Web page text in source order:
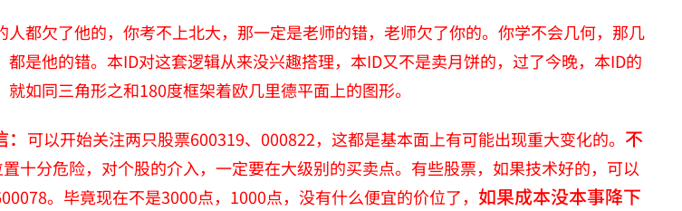
都欠了他的，你考不上北大，那一定是老师的错，老师欠了你的。你学不会几何，那几
是他的错。本ID对这套逻辑从来没兴趣搭理，本ID又不是卖月饼的，过了今晚，本ID的
如同三角形之和180度框架着欧几里德平面上的图形。
可以开始关注两只股票600319、000822，这都是基本面上有可能出现重大变化的。 不
十分危险，对个股的介入，一定要在大级别的买卖点。有些股票，如果技术好的，可以
。毕竟现在不是3000点，1000点，没有什么便宜的价位了，如果成本没本事降下